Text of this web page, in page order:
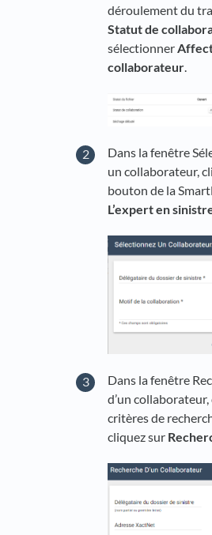
déroulementdu
Statut de
sélectionner
collaborateur.
Dans la fenêtre
un collaborateur,
bouton de la
L’expert en
Dans la fenêtre
d’un
critères de
cliquez sur